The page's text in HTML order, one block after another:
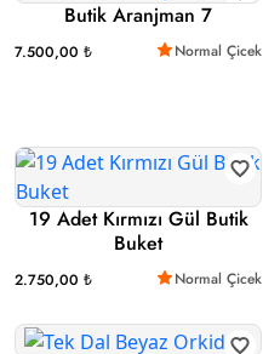
Butik Aranjman 7
7.500,00 ₺ Normal Çicek
19 Adet Kırmızı Gül Butik
Buket
2.750,00 ₺ Normal Çicek